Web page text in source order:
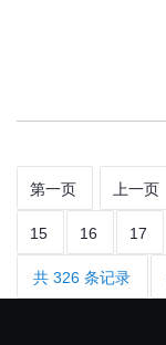
第一页 上一页
15 16 17
共 326 条记录